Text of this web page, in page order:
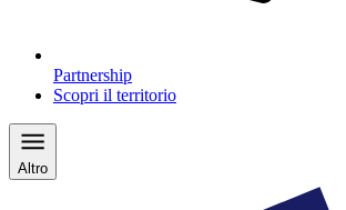
Partnership
Scopri il territorio
Altro